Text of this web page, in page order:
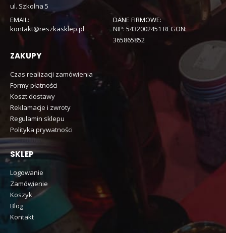
ul. Szkolna 5
EMAIL:
kontakt@reszkasklep.pl
DANE FIRMOWE:
NIP: 5432002451 REGON:
365865852
ZAKUPY
Czas realizacji zamówienia
Formy płatności
Koszt dostawy
Reklamacje i zwroty
Regulamin sklepu
Polityka prywatności
SKLEP
Logowanie
Zamówienie
Koszyk
Blog
Kontakt